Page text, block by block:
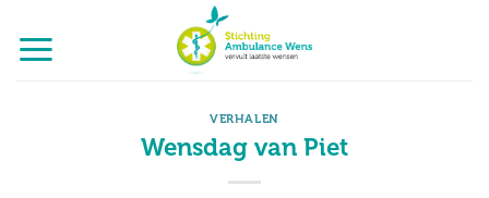
naar
inhoud
VERHALEN
Wensdag van Piet